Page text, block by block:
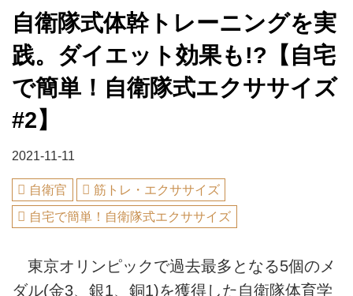
自衛隊式体幹トレーニングを実
践。ダイエット効果も!?【自宅
で簡単！自衛隊式エクササイズ
#2】
2021-11-11
自衛官
筋トレ・エクササイズ
自宅で簡単！自衛隊式エクササイズ
東京オリンピックで過去最多となる5個のメ
ダル(金3、銀1、銅1)を獲得した自衛隊体育学